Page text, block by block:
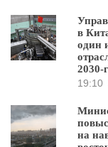
в
один
2030-
19:10
на